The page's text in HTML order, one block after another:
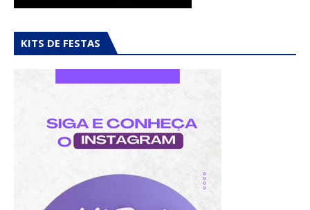
KITS DE FESTAS